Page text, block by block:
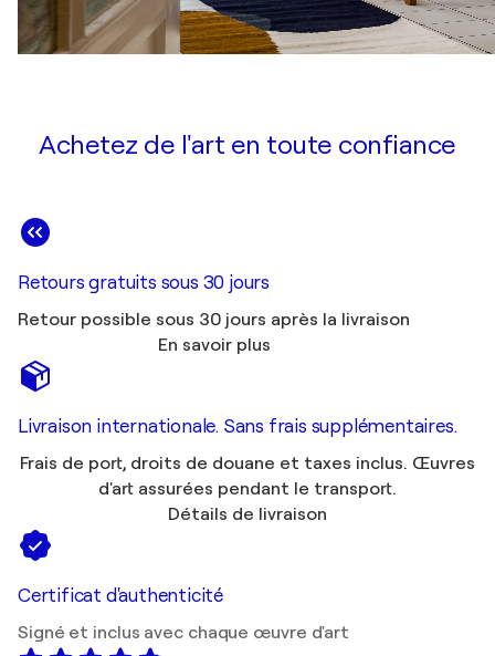
Achetez de l'art en toute confiance
Retours gratuits sous 30 jours
Retour possible sous 30 jours après la livraison
En savoir plus
Livraison internationale. Sans frais supplémentaires.
Frais de port, droits de douane et taxes inclus. Œuvres
d'art assurées pendant le transport.
Détails de livraison
Certificat d'authenticité
Signé et inclus avec chaque œuvre d'art